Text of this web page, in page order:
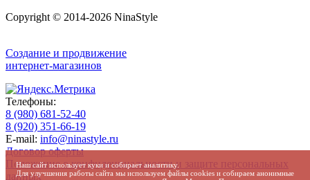
Copyright © 2014-2026 NinaStyle
Создание и продвижение
интернет-магазинов
Телефоны:
8 (980) 681-52-40
8 (920) 351-66-19
E-mail: info@ninastyle.ru
Договор оферты
Положение о конфиденциальности и защите персональных
данных
Наш сайт использует куки и собирает аналитику.
Для улучшения работы сайта мы используем файлы cookies и собираем анонимные